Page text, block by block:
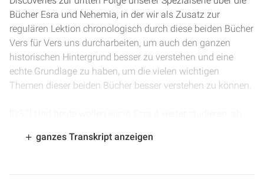
Bücher Esra und Nehemia, in der wir als Zusatz zur
regulären Lektion chronologisch durch diese beiden Bücher
Vers für Vers uns durcharbeiten, um auch den ganzen
historischen Hintergrund besser zu verstehen und eine
echte Grundlage zu haben, um die vielen wichtigen
Themen dieser beiden Bücher besser verstehen zu können.
Kapitel 6 heute uns anschauen. Bevor wir damit beginnen,
ganzes Transkript anzeigen